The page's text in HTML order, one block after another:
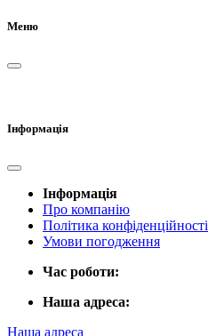
Меню
Інформація
Інформація
Про компанію
Політика конфіденційності
Умови погодження
Час роботи:
Наша адреса:
Наша адреса